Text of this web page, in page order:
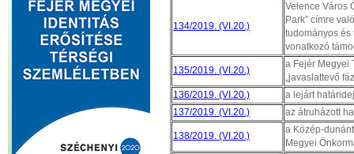
134/2019. (VI.20.)
Velence Város
Park” címre
tudományos
vonatkozó
135/2019. (VI.20.)
a Fejér Megyei
„javaslattevő
136/2019. (VI.20.)
a lejárt
137/2019. (VI.20.)
az átruházott
138/2019. (VI.20.)
a Közép-
Megyei